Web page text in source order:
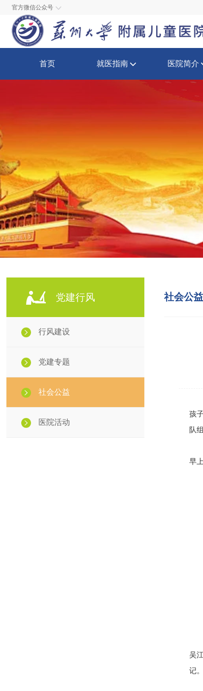
官方微信公众号
首页 就医指南 医院简介
党建行风
行风建设
党建专题
社会公益
医院活动
社会公益
孩
队
早
吴
记。